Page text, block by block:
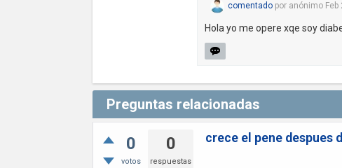
comentado por anónimo
Hola yo me opere xqe soy
Preguntas relacionadas
0
votos
0
respuestas
crece el pene despues